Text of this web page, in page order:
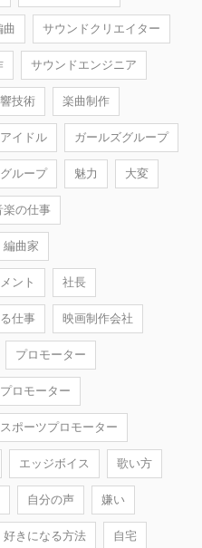
曲 サウンドクリエイター
サウンドエンジニア
技術 楽曲制作
イドル ガールズグループ
ループ 魅力 大変
楽の仕事
編曲家
ント 社長
仕事 映画制作会社
プロモーター
ロモーター
スポーツプロモーター
エッジボイス 歌い方
自分の声 嫌い
好きになる方法 自宅